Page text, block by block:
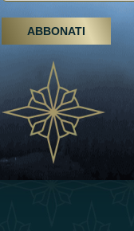
Escursioni,
Emirati Arabi Uniti
destinazione del
03 April 2025
Évasions
Émirats: refinir le
10 March 2025
ABBONATI